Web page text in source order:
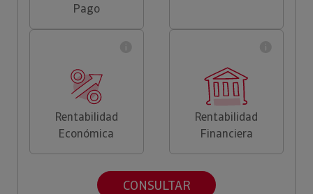
Pago
Rentabilidad
Económica
Rentabilidad
Financiera
CONSULTAR